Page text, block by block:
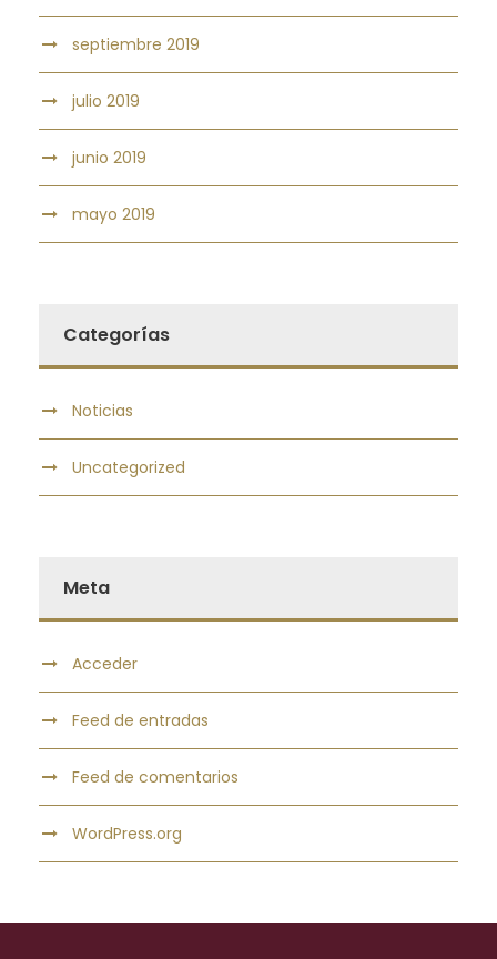
septiembre 2019
julio 2019
junio 2019
mayo 2019
Categorías
Noticias
Uncategorized
Meta
Acceder
Feed de entradas
Feed de comentarios
WordPress.org